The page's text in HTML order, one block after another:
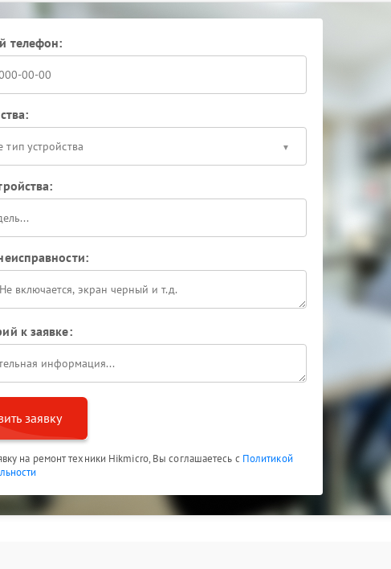
телефон:
тип устройства
к заявке:
заявку
на ремонт техники Hikmicro, Вы соглашаетесь с Политикой